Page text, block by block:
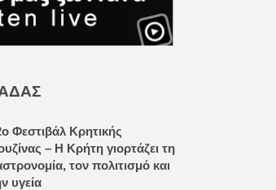
Φεστιβάλ Κρητικής
– Η Κρήτη γιορτάζει τη
τον πολιτισμό και
υγεία